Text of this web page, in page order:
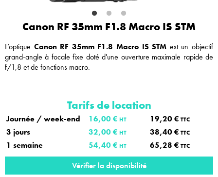
Canon RF 35mm F1.8 Macro IS STM
L’optique Canon RF 35mm F1.8 Macro IS STM est unobjectif
grand-angle à focale fixe doté d'une ouverture maximale rapide de
f/1,8 et de fonctions macro.
Tarifs de location
Journée / week-end 16,00 € HT 19,20 € TTC
3 jours 32,00 € HT 38,40 € TTC
1 semaine 54,40 € HT 65,28 € TTC
Vérifier la disponibilité